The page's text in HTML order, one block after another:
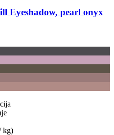
Eyeshadow, pearl onyx
kg)